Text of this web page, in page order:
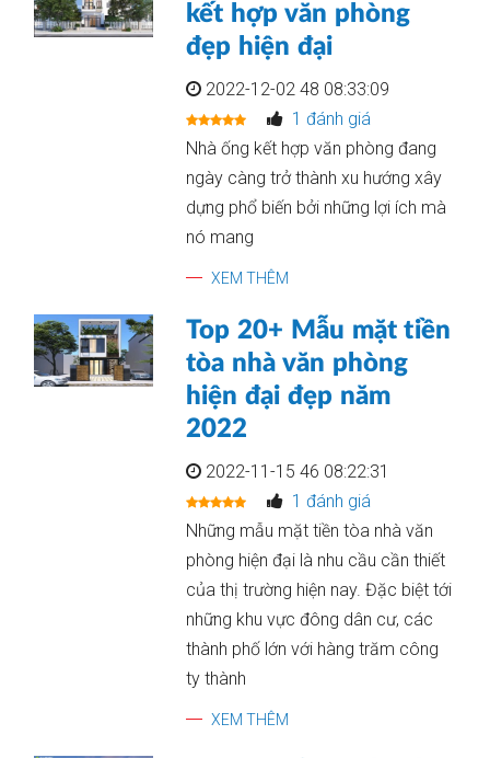
kết hợp văn phòng
đẹp hiện đại
2022-12-02 48 08:33:09
1 đánh giá
Nhà ống kết hợp văn phòng đang
ngày càng trở thành xu hướng xây
dựng phổ biến bởi những lợi ích mà
nó mang
XEM THÊM
Top 20+ Mẫu mặt tiền
tòa nhà văn phòng
hiện đại đẹp năm
2022
2022-11-15 46 08:22:31
1 đánh giá
Những mẫu mặt tiền tòa nhà văn
phòng hiện đại là nhu cầu cần thiết
của thị trường hiện nay. Đặc biệt tới
những khu vực đông dân cư, các
thành phố lớn với hàng trăm công
ty thành
XEM THÊM